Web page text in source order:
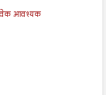
आवश्यक